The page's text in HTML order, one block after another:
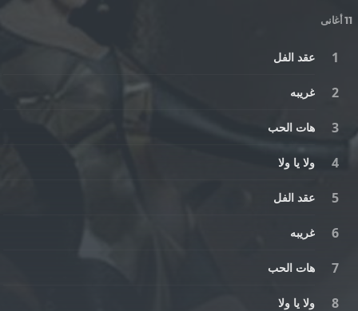
11 أغانى
عقد الفل
غريبه
هات الحب
ولا يا ولا
عقد الفل
غريبه
هات الحب
ولا يا ولا